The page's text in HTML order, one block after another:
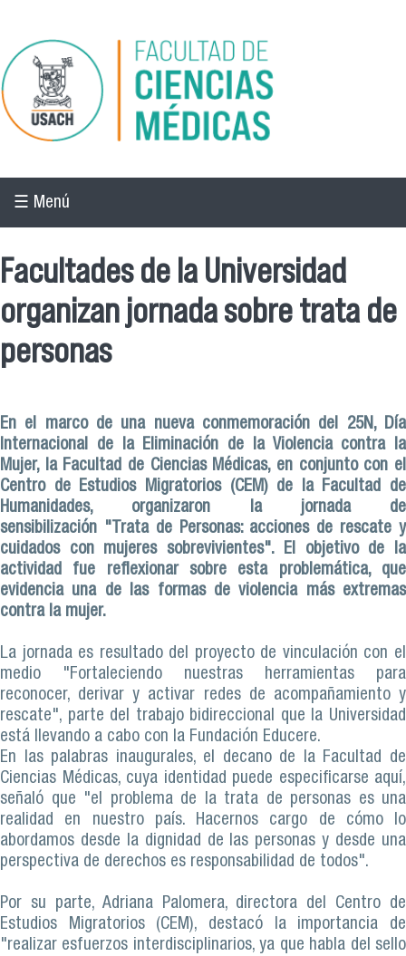
Pasar al contenido principal
☰ Menú
Facultades de la Universidad
organizan jornada sobre trata de
personas
En el marco de una nueva conmemoración del 25N, Día
Internacional de la Eliminación de la Violencia contra la
Mujer, la Facultad de Ciencias Médicas, en conjunto con el
Centro de Estudios Migratorios (CEM) de la Facultad de
Humanidades, organizaron la jornada de
sensibilización "Trata de Personas: acciones de rescate y
cuidados con mujeres sobrevivientes". El objetivo de la
actividad fue reflexionar sobre esta problemática, que
evidencia una de las formas de violencia más extremas
contra la mujer.
La jornada es resultado del proyecto de vinculación con el
medio "Fortaleciendo nuestras herramientas para
reconocer, derivar y activar redes de acompañamiento y
rescate", parte del trabajo bidireccional que la Universidad
está llevando a cabo con la Fundación Educere.
En las palabras inaugurales, el decano de la Facultad de
Ciencias Médicas, cuya identidad puede especificarse aquí,
señaló que "el problema de la trata de personas es una
realidad en nuestro país. Hacernos cargo de cómo lo
abordamos desde la dignidad de las personas y desde una
perspectiva de derechos es responsabilidad de todos".
Por su parte, Adriana Palomera, directora del Centro de
Estudios Migratorios (CEM), destacó la importancia de
"realizar esfuerzos interdisciplinarios, ya que habla del sello